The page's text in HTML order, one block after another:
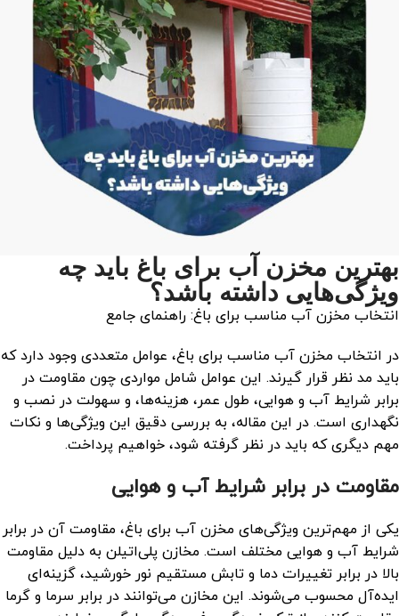
بهترین مخزن آب برای باغ باید چه
ویژگی‌هایی داشته باشد؟
انتخاب مخزن آب مناسب برای باغ: راهنمای جامع
در انتخاب مخزن آب مناسب برای باغ، عوامل متعددی وجود دارد که
باید مد نظر قرار گیرند. این عوامل شامل مواردی چون مقاومت در
برابر شرایط آب و هوایی، طول عمر، هزینه‌ها، و سهولت در نصب و
نگهداری است. در این مقاله، به بررسی دقیق این ویژگی‌ها و نکات
مهم دیگری که باید در نظر گرفته شود، خواهیم پرداخت.
مقاومت در برابر شرایط آب و هوایی
یکی از مهم‌ترین ویژگی‌های مخزن آب برای باغ، مقاومت آن در برابر
شرایط آب و هوایی مختلف است. مخازن پلی‌اتیلن به دلیل مقاومت
بالا در برابر تغییرات دما و تابش مستقیم نور خورشید، گزینه‌ای
ایده‌آل محسوب می‌شوند. این مخازن می‌توانند در برابر سرما و گرما